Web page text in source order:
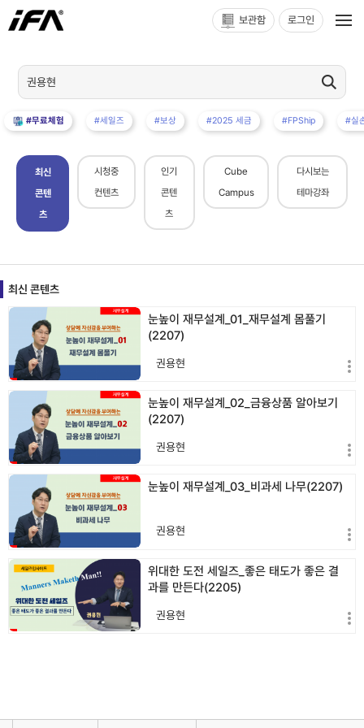
보관함 로그인
#무료체험 #세일즈 #보상 #2025 세금 #FPShip #실
최신
콘텐
츠
시청중
컨텐츠
인기
콘텐
츠
Cube
Campus
다시보는
테마강좌
최신 콘텐츠
눈높이 재무설계_01_재무설계 몸풀기
(2207)
권용현
눈높이 재무설계_02_금융상품 알아보기
(2207)
권용현
눈높이 재무설계_03_비과세 나무(2207)
권용현
위대한 도전 세일즈_좋은 태도가 좋은 결
과를 만든다(2205)
권용현